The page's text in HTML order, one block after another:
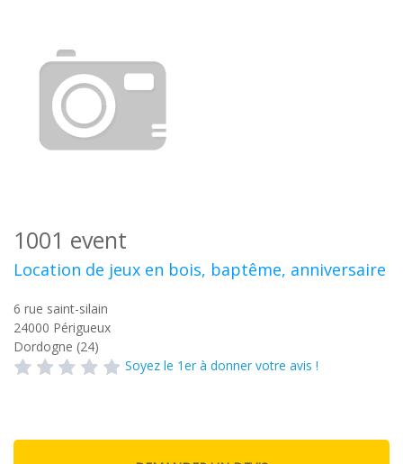
1001 event
Location de jeux en bois, baptême, anniversaire
6 rue saint-silain
24000 Périgueux
Dordogne (24)
Soyez le 1er à donner votre avis !